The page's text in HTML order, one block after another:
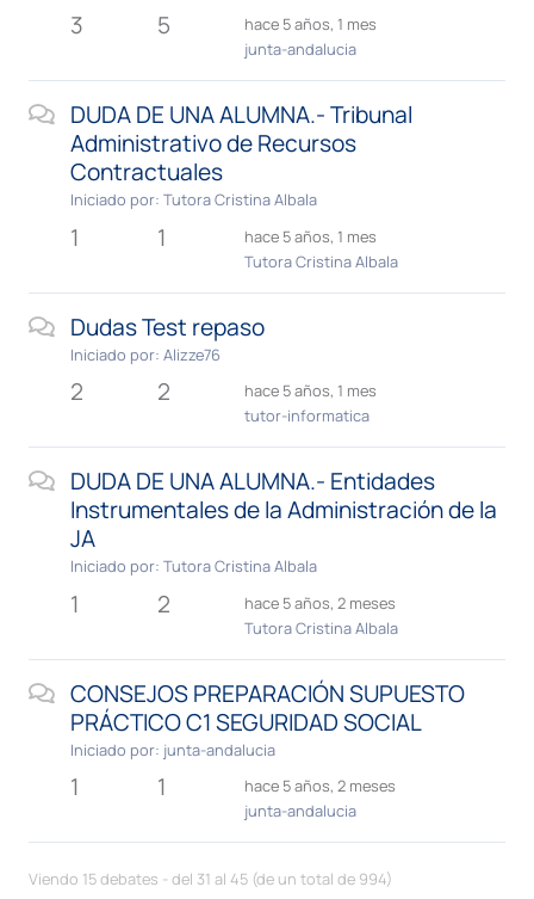
3 5
hace 5 años, 1 mes
junta-andalucia
DUDA DE UNA ALUMNA.- Tribunal
Administrativo de Recursos
Contractuales
Iniciado por:Tutora Cristina Albala
1 1
hace 5 años, 1 mes
Tutora Cristina Albala
Dudas Test repaso
Iniciado por:Alizze76
2 2
hace 5 años, 1 mes
tutor-informatica
DUDA DE UNA ALUMNA.- Entidades
Instrumentales de la Administración de la
JA
Iniciado por:Tutora Cristina Albala
1 2
hace 5 años, 2 meses
Tutora Cristina Albala
CONSEJOS PREPARACIÓN SUPUESTO
PRÁCTICO C1 SEGURIDAD SOCIAL
Iniciado por: junta-andalucia
1 1
hace 5 años, 2 meses
junta-andalucia
Viendo 15 debates - del 31 al 45 (de un total de 994)